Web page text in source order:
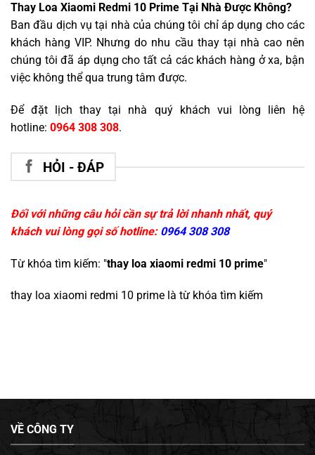
Thay Loa Xiaomi Redmi 10 Prime Tại Nhà Được Không?
Ban đầu dịch vụ tại nhà của chúng tôi chỉ áp dụng cho các
khách hàng VIP. Nhưng do nhu cầu thay tại nhà cao nên
chúng tôi đã áp dụng cho tất cả các khách hàng ở xa, bận
việc không thể qua trung tâm được.
Để đặt lịch thay tại nhà quý khách vui lòng liên hệ
hotline: 0964 308 308.
HỎI - ĐÁP
Đối với những câu hỏi cần sự trả lời nhanh nhất, quý
khách vui lòng gọi số hotline: 0964 308 308
Từ khóa tìm kiếm: "thay loa xiaomi redmi 10 prime"
thay loa xiaomi redmi 10 prime là từ khóa tìm kiếm
VỀ CÔNG TY